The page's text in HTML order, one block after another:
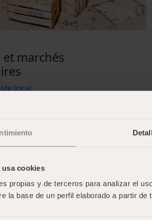
usa cookies
propias y de terceros para analizar el
la base de un perfil elaborado a partir
marchés
local